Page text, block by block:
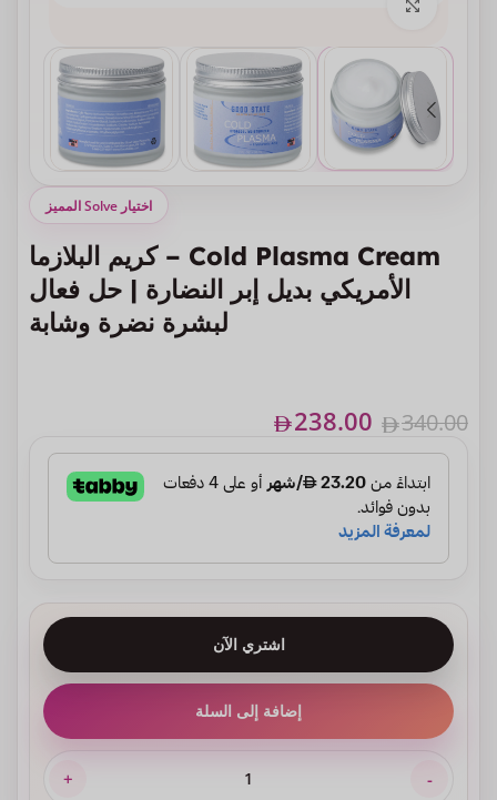
اختيار Solve المميز
Cold Plasma Cream – كريم البلازما
الأمريكي بديل إبر النضارة | حل فعال
لبشرة نضرة وشابة
340.00
238.00
إضافة إلى السلة
اشتري الآن